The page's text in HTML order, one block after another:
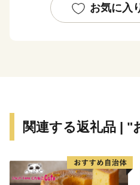
場・・・・・。鏡野町には
さがあります。それぞれの
谷の両側が鮮やかな紅色に
ップをはじめ、多彩なイベ
どが楽しめます。美作三湯
お気に入
関連する返礼品 | "